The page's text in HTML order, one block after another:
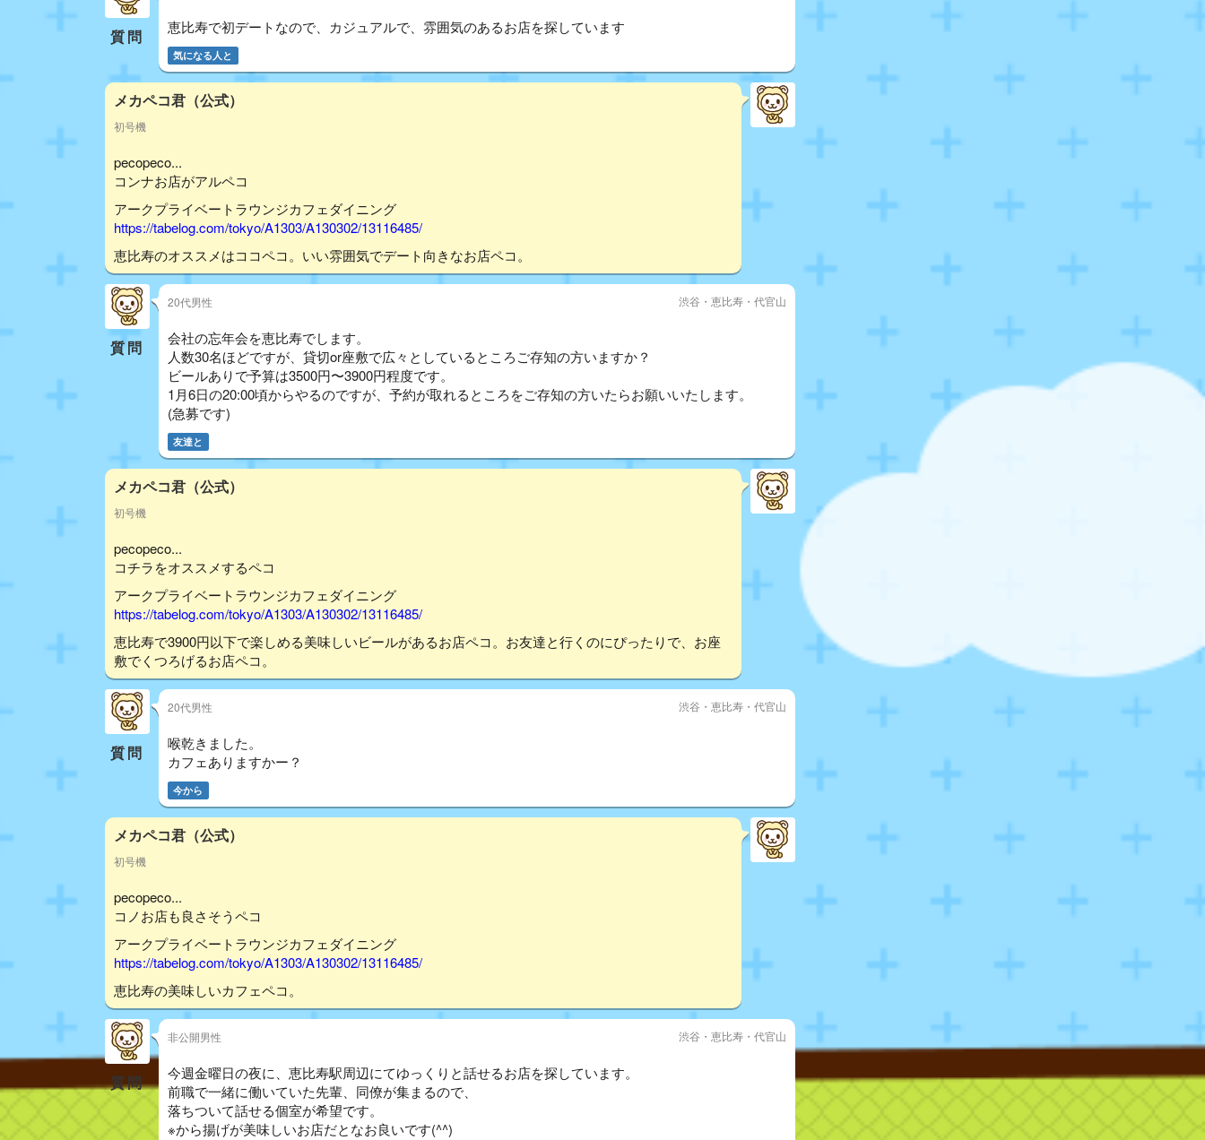
質問 恵比寿で初デートなので、カジュアルで、雰囲気のあるお店を探しています
気になる人と
メカペコ君（公式）
初号機
pecopeco...
コンナお店がアルペコ
アークプライベートラウンジカフェダイニング
https://tabelog.com/tokyo/A1303/A130302/13116485/
恵比寿のオススメはココペコ。いい雰囲気でデート向きなお店ペコ。
質問
20代男性 渋谷・恵比寿・代官山
会社の忘年会を恵比寿でします。
人数30名ほどですが、貸切or座敷で広々としているところご存知の方いますか？
ビールありで予算は3500円〜3900円程度です。
1月6日の20:00頃からやるのですが、予約が取れるところをご存知の方いたらお願いいたします。
(急募です)
友達と
メカペコ君（公式）
初号機
pecopeco...
コチラをオススメするペコ
アークプライベートラウンジカフェダイニング
https://tabelog.com/tokyo/A1303/A130302/13116485/
恵比寿で3900円以下で楽しめる美味しいビールがあるお店ペコ。お友達と行くのにぴったりで、お座
敷でくつろげるお店ペコ。
質問
20代男性 渋谷・恵比寿・代官山
喉乾きました。
カフェありますかー？
今から
メカペコ君（公式）
初号機
pecopeco...
コノお店も良さそうペコ
アークプライベートラウンジカフェダイニング
https://tabelog.com/tokyo/A1303/A130302/13116485/
恵比寿の美味しいカフェペコ。
質問
非公開男性 渋谷・恵比寿・代官山
今週金曜日の夜に、恵比寿駅周辺にてゆっくりと話せるお店を探しています。
前職で一緒に働いていた先輩、同僚が集まるので、
落ちついて話せる個室が希望です。
※から揚げが美味しいお店だとなお良いです(^^)